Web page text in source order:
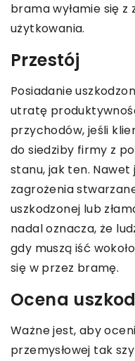
brama wyłamie się z
użytkowania.
Przestój
Posiadanie
utratę
przychodów, jeśli
do siedziby firmy z
stanu, jak ten.
zagrożenia
uszkodzonej lub
nadal oznacza, że
gdy muszą iść
się w przez bramę.
Ocena
Ważne jest, aby
przemysłowej tak